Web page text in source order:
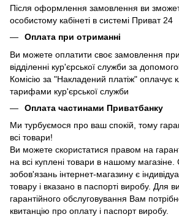
Після оформлення замовлення ви
особистому кабінеті в системі Приват 24
Оплата при отриманні
Ви можете оплатити своє замовлення
відділенні кур'єрської служби за
Комісію за "Накладений платіж" оплачує
тарифами кур'єрської служби
Оплата частинами Приватбанку
Ми турбуємося про ваш спокій, тому
всі товари!
Ви можете скористатися правом на
на всі куплені товари в нашому магазіне.
зобов'язань інтернет-магазину є
товару і вказано в паспорті виробу. Для
гарантійного обслуговування Вам
квитанцію про оплату і паспорт виробу.